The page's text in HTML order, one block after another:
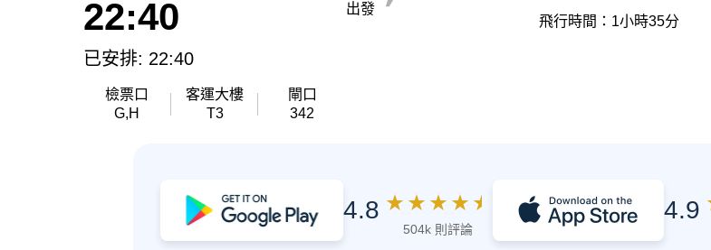
22:40
已安排: 22:40
檢票口
G,H
客運大樓
T3
閘口
342
出發
飛行時間：1小時35分
4.8 ★ ★ ★ ★ ★
504k 則評論
4.9